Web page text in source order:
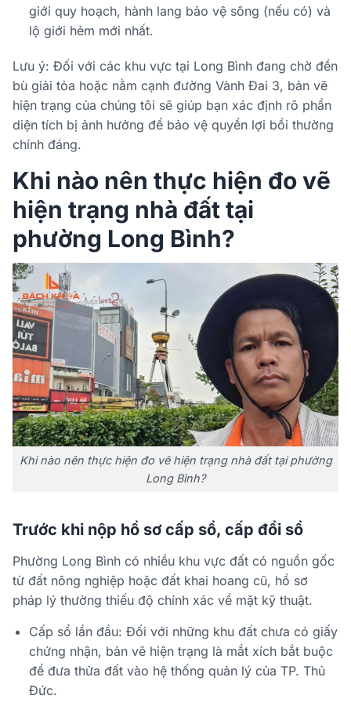
giới quy hoạch, hành lang bảo vệ sông (nếu có) và
lộ giới hẻm mới nhất.
Lưu ý: Đối với các khu vực tại Long Bình đang chờ đền
bù giải tỏa hoặc nằm cạnh đường Vành Đai 3, bản vẽ
hiện trạng của chúng tôi sẽ giúp bạn xác định rõ phần
diện tích bị ảnh hưởng để bảo vệ quyền lợi bồi thường
chính đáng.
Khi nào nên thực hiện đo vẽ
hiện trạng nhà đất tại
phường Long Bình?
Khi nào nên thực hiện đo vẽ hiện trạng nhà đất tại phường
Long Bình?
Trước khi nộp hồ sơ cấp sổ, cấp đổi sổ
Phường Long Bình có nhiều khu vực đất có nguồn gốc
từ đất nông nghiệp hoặc đất khai hoang cũ, hồ sơ
pháp lý thường thiếu độ chính xác về mặt kỹ thuật.
Cấp sổ lần đầu: Đối với những khu đất chưa có giấy
chứng nhận, bản vẽ hiện trạng là mắt xích bắt buộc
để đưa thửa đất vào hệ thống quản lý của TP. Thủ
Đức.